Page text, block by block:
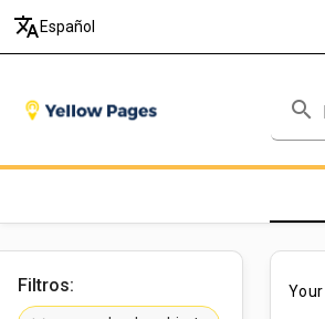
translate Español
search
Filtros: